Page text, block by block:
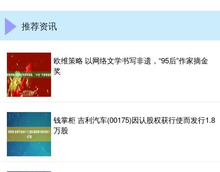
推荐资讯
欧维策略 以网络文学书写非遗，“95后”作家摘金
奖
钱掌柜 吉利汽车(00175)因认股权获行使而发行1.8
万股